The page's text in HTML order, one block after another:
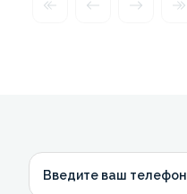
Введите ваш телефон